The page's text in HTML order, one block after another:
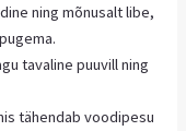
ning mõnusalt libe,
tavaline puuvill ning
tähendab voodipesu